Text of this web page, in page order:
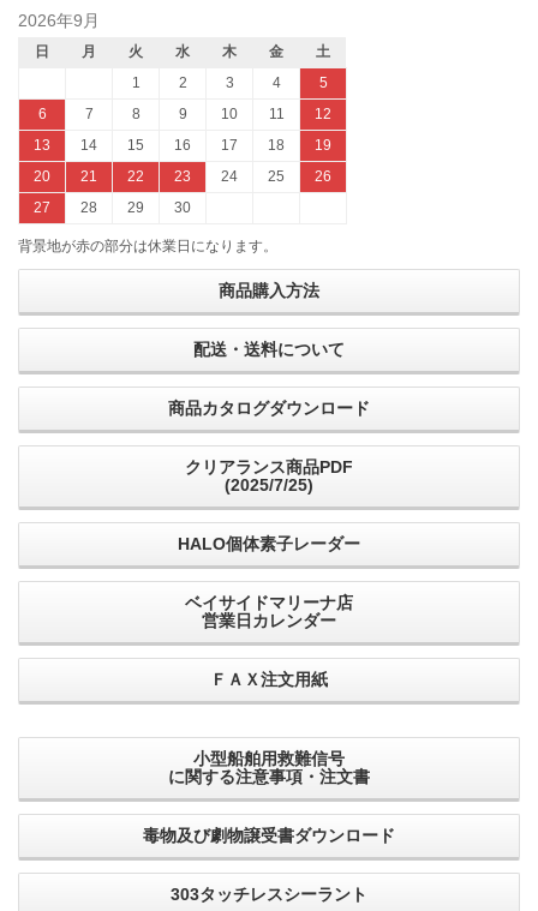
2026年9月
日 月 火 水 木 金
土
1
2 3 4
5
6
7 8 9 10 11
12
13
14 15 16 17 18
19
20
21 22 23 24 25
26
27
28 29 30
背景地が赤の部分は休業日になります。
商品購入方法
配送・送料について
商品カタログダウンロード
クリアランス商品PDF
(2025/7/25)
HALO個体素子レーダー
ベイサイドマリーナ店
営業日カレンダー
ＦＡＸ注文用紙
小型船舶用救難信号
に関する注意事項・注文書
毒物及び劇物譲受書ダウンロード
303タッチレスシーラント